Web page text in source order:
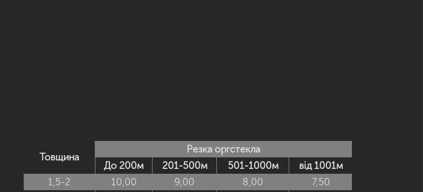
Товщина
Резка оргстекла
До 200м
201-500м 501-1000м
від 1001м
1,5-2
10,00 9,00 8,00
7,50